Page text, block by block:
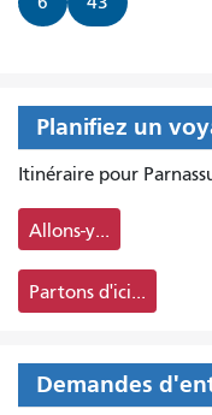
Planifiez un
Itinéraire pour
Allons-y...
Partons d'ici...
Demandes